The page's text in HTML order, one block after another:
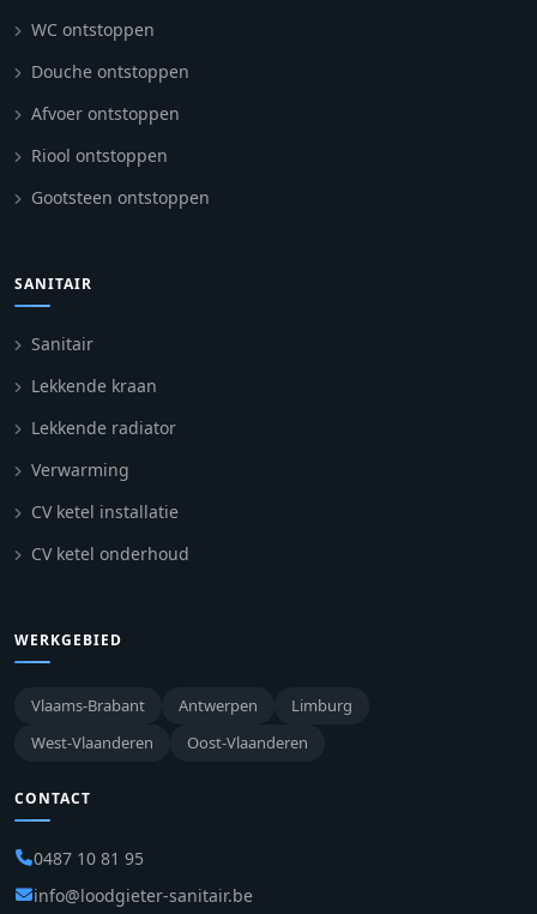
WC ontstoppen
Douche ontstoppen
Afvoer ontstoppen
Riool ontstoppen
Gootsteen ontstoppen
SANITAIR
Sanitair
Lekkende kraan
Lekkende radiator
Verwarming
CV ketel installatie
CV ketel onderhoud
WERKGEBIED
Vlaams-Brabant Antwerpen
Limburg
West-Vlaanderen
Oost-Vlaanderen
CONTACT
0487 10 81 95
info@loodgieter-sanitair.be